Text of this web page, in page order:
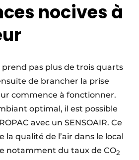
nocives à
prend pas plus de trois quarts
de brancher la prise
commence à fonctionner.
optimal, il est possible
avec un SENSOAIR. Ce
qualité de l’air dans le local
notamment du taux de CO2